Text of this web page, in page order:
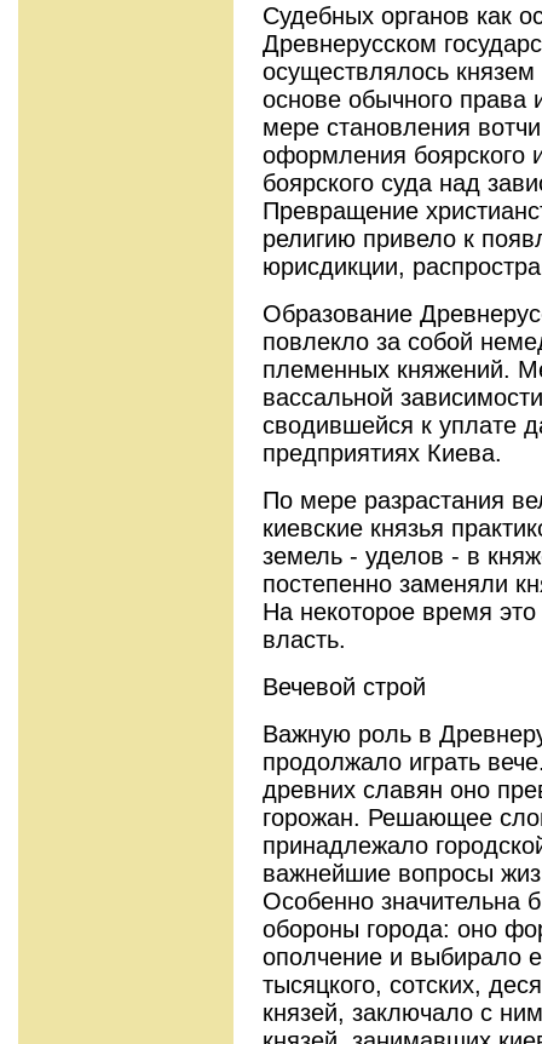
Судебных органов как
Древнерусском
осуществлялось
основе обычного
мере становления
оформления боярского
боярского суда над
Превращение
религию привело к
юрисдикции,
Образование
повлекло за собой
племенных княжений.
вассальной
сводившейся к уплате
предприятиях Киева.
По мере разрастания
киевские князья
земель - уделов - в
постепенно заменяли
На некоторое время
власть.
Вечевой строй
Важную роль в
продолжало играть
древних славян оно
горожан. Решающее
принадлежало
важнейшие вопросы
Особенно значительна
обороны города: оно
ополчение и выбирало
тысяцкого, сотских,
князей, заключало с